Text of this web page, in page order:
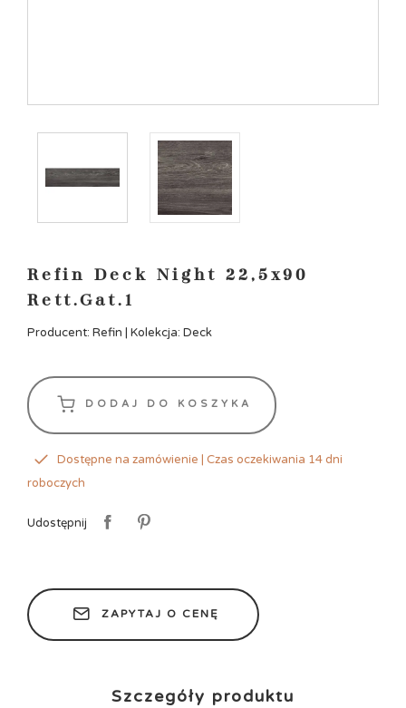
Refin Deck Night 22,5x90
Rett.Gat.1
Producent: Refin | Kolekcja: Deck
DODAJ DO KOSZYKA
Dostępne na zamówienie | Czas oczekiwania 14 dni
roboczych
Udostępnij
ZAPYTAJ O CENĘ
Szczegóły produktu